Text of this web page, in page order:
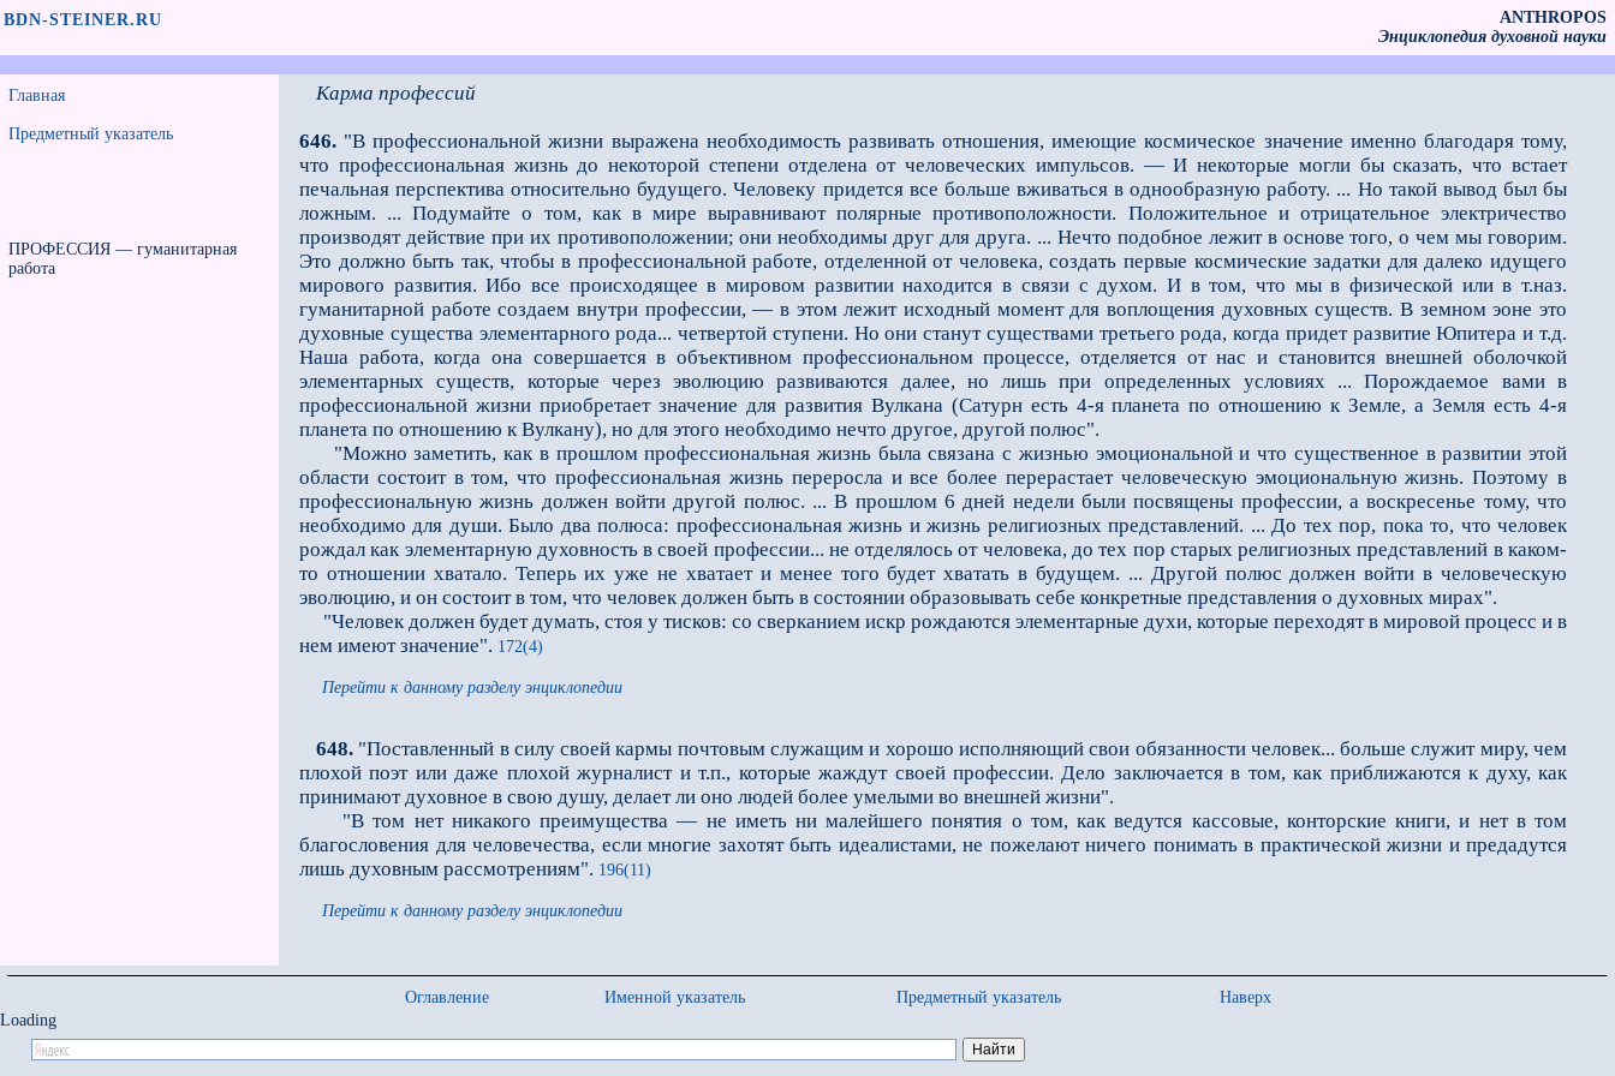
BDN-STEINER.RU
ANTHROPOS
Энциклопедия духовной науки
Главная
Предметный указатель
ПРОФЕССИЯ — гуманитарная
работа
Карма профессий
646. "В профессиональной жизни выражена необходимость развивать отношения, имеющие космическое значение именно благодаря тому,
что профессиональная жизнь до некоторой степени отделена от человеческих импульсов. — И некоторые могли бы сказать, что встаeт
печальная перспектива относительно будущего. Человеку придется всe больше вживаться в однообразную работу. ... Но такой вывод был бы
ложным. ... Подумайте о том, как в мире выравнивают полярные противоположности. Положительное и отрицательное электричество
производят действие при их противоположении; они необходимы друг для друга. ... Нечто подобное лежит в основе того, о чем мы говорим.
Это должно быть так, чтобы в профессиональной работе, отделeнной от человека, создать первые космические задатки для далеко идущего
мирового развития. Ибо всe происходящее в мировом развитии находится в связи с духом. И в том, что мы в физической или в т.наз.
гуманитарной работе создаeм внутри профессии, — в этом лежит исходный момент для воплощения духовных существ. В земном эоне это
духовные существа элементарного рода... четвeртой ступени. Но они станут существами третьего рода, когда придeт развитие Юпитера и т.д.
Наша работа, когда она совершается в объективном профессиональном процессе, отделяется от нас и становится внешней оболочкой
элементарных существ, которые через эволюцию развиваются далее, но лишь при определeнных условиях ... Порождаемое вами в
профессиональной жизни приобретает значение для развития Вулкана (Сатурн есть 4-я планета по отношению к Земле, а Земля есть 4-я
планета по отношению к Вулкану), но для этого необходимо нечто другое, другой полюс".
"Можно заметить, как в прошлом профессиональная жизнь была связана с жизнью эмоциональной и что существенное в развитии этой
области состоит в том, что профессиональная жизнь переросла и всe более перерастает человеческую эмоциональную жизнь. Поэтому в
профессиональную жизнь должен войти другой полюс. ... В прошлом 6 дней недели были посвящены профессии, а воскресенье тому, что
необходимо для души. Было два полюса: профессиональная жизнь и жизнь религиозных представлений. ... До тех пор, пока то, что человек
рождал как элементарную духовность в своей профессии... не отделялось от человека, до тех пор старых религиозных представлений в каком-
то отношении хватало. Теперь их уже не хватает и менее того будет хватать в будущем. ... Другой полюс должен войти в человеческую
эволюцию, и он состоит в том, что человек должен быть в состоянии образовывать себе конкретные представления о духовных мирах".
"Человек должен будет думать, стоя у тисков: со сверканием искр рождаются элементарные духи, которые переходят в мировой процесс и в
нeм имеют значение". 172(4)
Перейти к данному разделу энциклопедии
648. "Поставленный в силу своей кармы почтовым служащим и хорошо исполняющий свои обязанности человек... больше служит миру, чем
плохой поэт или даже плохой журналист и т.п., которые жаждут своей профессии. Дело заключается в том, как приближаются к духу, как
принимают духовное в свою душу, делает ли оно людей более умелыми во внешней жизни".
"В том нет никакого преимущества — не иметь ни малейшего понятия о том, как ведутся кассовые, конторские книги, и нет в том
благословения для человечества, если многие захотят быть идеалистами, не пожелают ничего понимать в практической жизни и предадутся
лишь духовным рассмотрениям". 196(11)
Перейти к данному разделу энциклопедии
Оглавление Именной указатель Предметный указатель
Наверх
Loading